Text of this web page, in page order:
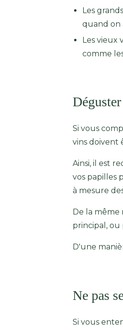
Les
quand on
Les vieux
comme
Si vous
vins doivent
Ainsi, il est
vos papilles
à mesure
De la même
principal, ou
D'une
Ne pas
Si vous